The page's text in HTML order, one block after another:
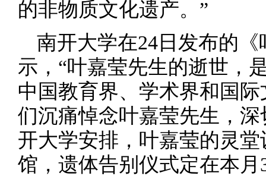
的非物质文化遗产。”
南开大学在24日发布的
示，“叶嘉莹先生的逝世，
中国教育界、学术界和国
们沉痛悼念叶嘉莹先生，
开大学安排，叶嘉莹的灵
馆，遗体告别仪式定在本